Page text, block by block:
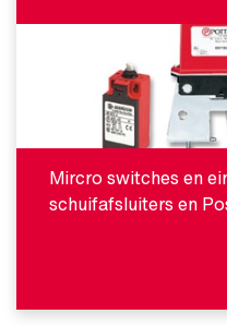
Mircro switches en
schuifafsluiters en